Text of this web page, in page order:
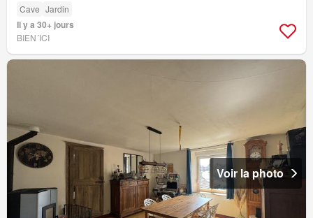
Cave Jardin
Il y a 30+ jours
BIEN´ICI
Voir la photo